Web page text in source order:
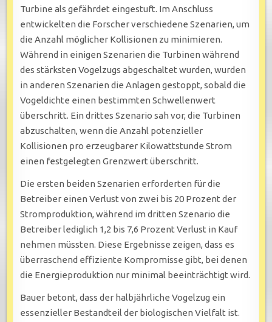
Turbine als gefährdet eingestuft. Im Anschluss
entwickelten die Forscher verschiedene Szenarien, um
die Anzahl möglicher Kollisionen zu minimieren.
Während in einigen Szenarien die Turbinen während
des stärksten Vogelzugs abgeschaltet wurden, wurden
in anderen Szenarien die Anlagen gestoppt, sobald die
Vogeldichte einen bestimmten Schwellenwert
überschritt. Ein drittes Szenario sah vor, die Turbinen
abzuschalten, wenn die Anzahl potenzieller
Kollisionen pro erzeugbarer Kilowattstunde Strom
einen festgelegten Grenzwert überschritt.
Die ersten beiden Szenarien erforderten für die
Betreiber einen Verlust von zwei bis 20 Prozent der
Stromproduktion, während im dritten Szenario die
Betreiber lediglich 1,2 bis 7,6 Prozent Verlust in Kauf
nehmen müssten. Diese Ergebnisse zeigen, dass es
überraschend effiziente Kompromisse gibt, bei denen
die Energieproduktion nur minimal beeinträchtigt wird.
Bauer betont, dass der halbjährliche Vogelzug ein
essenzieller Bestandteil der biologischen Vielfalt ist.